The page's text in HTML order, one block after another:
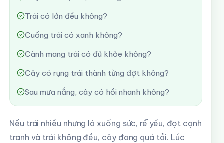
Trái có lớn đều không?
Cuống trái có xanh không?
Cành mang trái có đủ khỏe không?
Cây có rụng trái thành từng đợt không?
Sau mưa nắng, cây có hồi nhanh không?
Nếu trái nhiều nhưng lá xuống sức, rễ yếu, đọt cạnh
tranh và trái không đều, cây đang quá tải. Lúc